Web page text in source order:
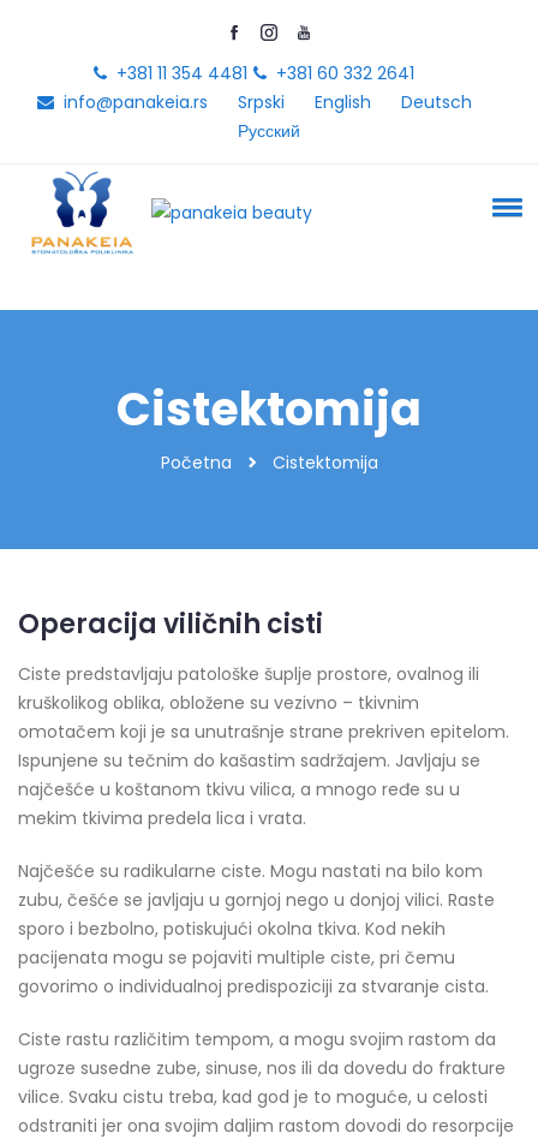
+381 11 354 4481
+381 60 332 2641
info@panakeia.rs
Srpski English
Deutsch
Русский
Cistektomija
Početna Cistektomija
Operacija viličnih cisti
Ciste predstavljaju patološke šuplje prostore, ovalnog ili
kruškolikog oblika, obložene su vezivno – tkivnim
omotačem koji je sa unutrašnje strane prekriven epitelom.
Ispunjene su tečnim do kašastim sadržajem. Javljaju se
najčešće u koštanom tkivu vilica, a mnogo ređe su u
mekim tkivima predela lica i vrata.
Najčešće su radikularne ciste. Mogu nastati na bilo kom
zubu, češće se javljaju u gornjoj nego u donjoj vilici. Raste
sporo i bezbolno, potiskujući okolna tkiva. Kod nekih
pacijenata mogu se pojaviti multiple ciste, pri čemu
govorimo o individualnoj predispoziciji za stvaranje cista.
Ciste rastu različitim tempom, a mogu svojim rastom da
ugroze susedne zube, sinuse, nos ili da dovedu do frakture
vilice. Svaku cistu treba, kad god je to moguće, u celosti
odstraniti jer ona svojim daljim rastom dovodi do resorpcije